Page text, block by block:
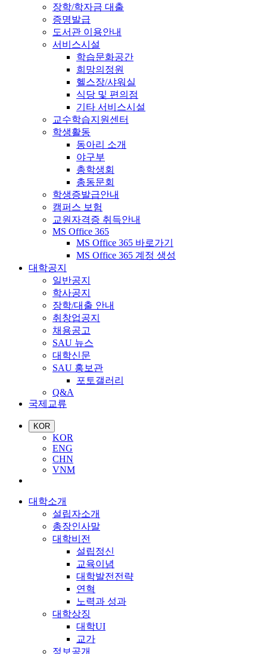
장학/학자금 대출
증명발급
도서관 이용안내
서비스시설
학습문화공간
희망의정원
헬스장/샤워실
식당 및 편의점
기타 서비스시설
교수학습지원센터
학생활동
동아리 소개
야구부
총학생회
총동문회
학생증발급안내
캠퍼스 보험
교원자격증 취득안내
MS Office 365
MS Office 365 바로가기
MS Office 365 계정 생성
대학공지
일반공지
학사공지
장학/대출 안내
취창업공지
채용공고
SAU 뉴스
대학신문
SAU 홍보관
포토갤러리
Q&A
국제교류
KOR
KOR
ENG
CHN
VNM
대학소개
설립자소개
총장인사말
대학비전
설립정신
교육이념
대학발전전략
연혁
노력과 성과
대학상징
대학UI
교가
정보공개